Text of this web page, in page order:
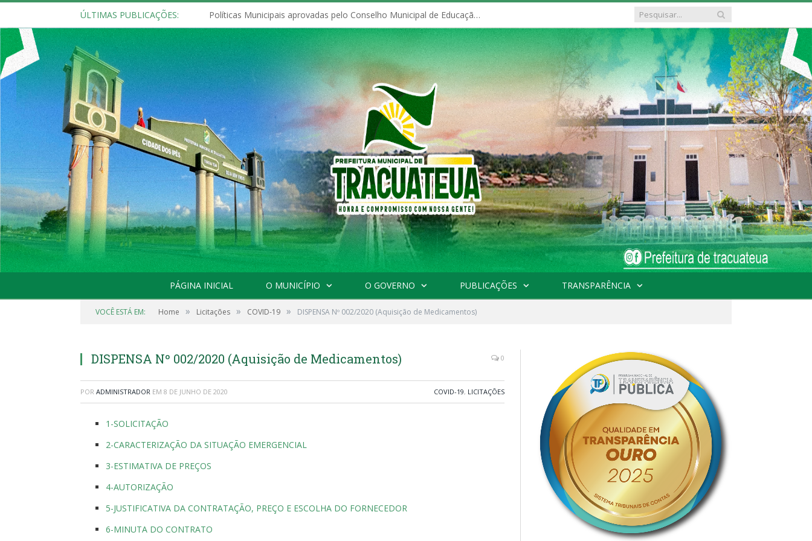
ÚLTIMAS PUBLICAÇÕES: Políticas Municipais aprovadas pelo Conselho Municipal de Educação (CME)
PÁGINA INICIAL O MUNICÍPIO O GOVERNO PUBLICAÇÕES TRANSPARÊNCIA
VOCÊ ESTÁ EM: Home » Licitações » COVID-19 » DISPENSA Nº 002/2020 (Aquisição de Medicamentos)
DISPENSA Nº 002/2020 (Aquisição de Medicamentos) 0
POR ADMINISTRADOR EM 8 DE JUNHO DE 2020 COVID-19, LICITAÇÕES
1-SOLICITAÇÃO
2-CARACTERIZAÇÃO DA SITUAÇÃO EMERGENCIAL
3-ESTIMATIVA DE PREÇOS
4-AUTORIZAÇÃO
5-JUSTIFICATIVA DA CONTRATAÇÃO, PREÇO E ESCOLHA DO FORNECEDOR
6-MINUTA DO CONTRATO